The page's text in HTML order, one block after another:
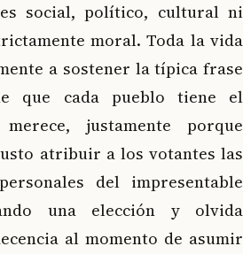
social, político, cultural ni
moral. Toda la vida
a sostener la típica frase
que cada pueblo tiene el
justamente porque
atribuir a los votantes las
del impresentable
una elección y olvida
al momento de asumir